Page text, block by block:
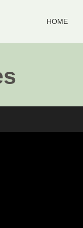
HOME